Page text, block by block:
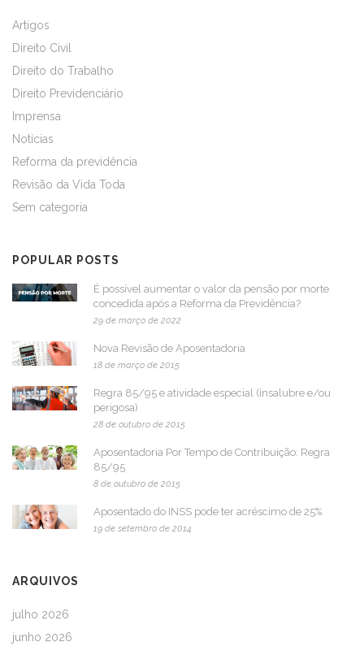
Artigos
Direito Civil
Direito do Trabalho
Direito Previdenciário
Imprensa
Notícias
Reforma da previdência
Revisão da Vida Toda
Sem categoria
POPULAR POSTS
É possível aumentar o valor da pensão por morte
concedida após a Reforma da Previdência?
29 de março de 2022
Nova Revisão de Aposentadoria
18 de março de 2015
Regra 85/95 e atividade especial (insalubre e/ou
perigosa)
28 de outubro de 2015
Aposentadoria Por Tempo de Contribuição: Regra
85/95
8 de outubro de 2015
Aposentado do INSS pode ter acréscimo de 25%
19 de setembro de 2014
ARQUIVOS
julho 2026
junho 2026